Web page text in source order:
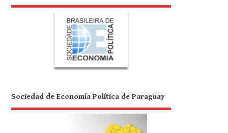
Sociedad de Economía Política de Paraguay